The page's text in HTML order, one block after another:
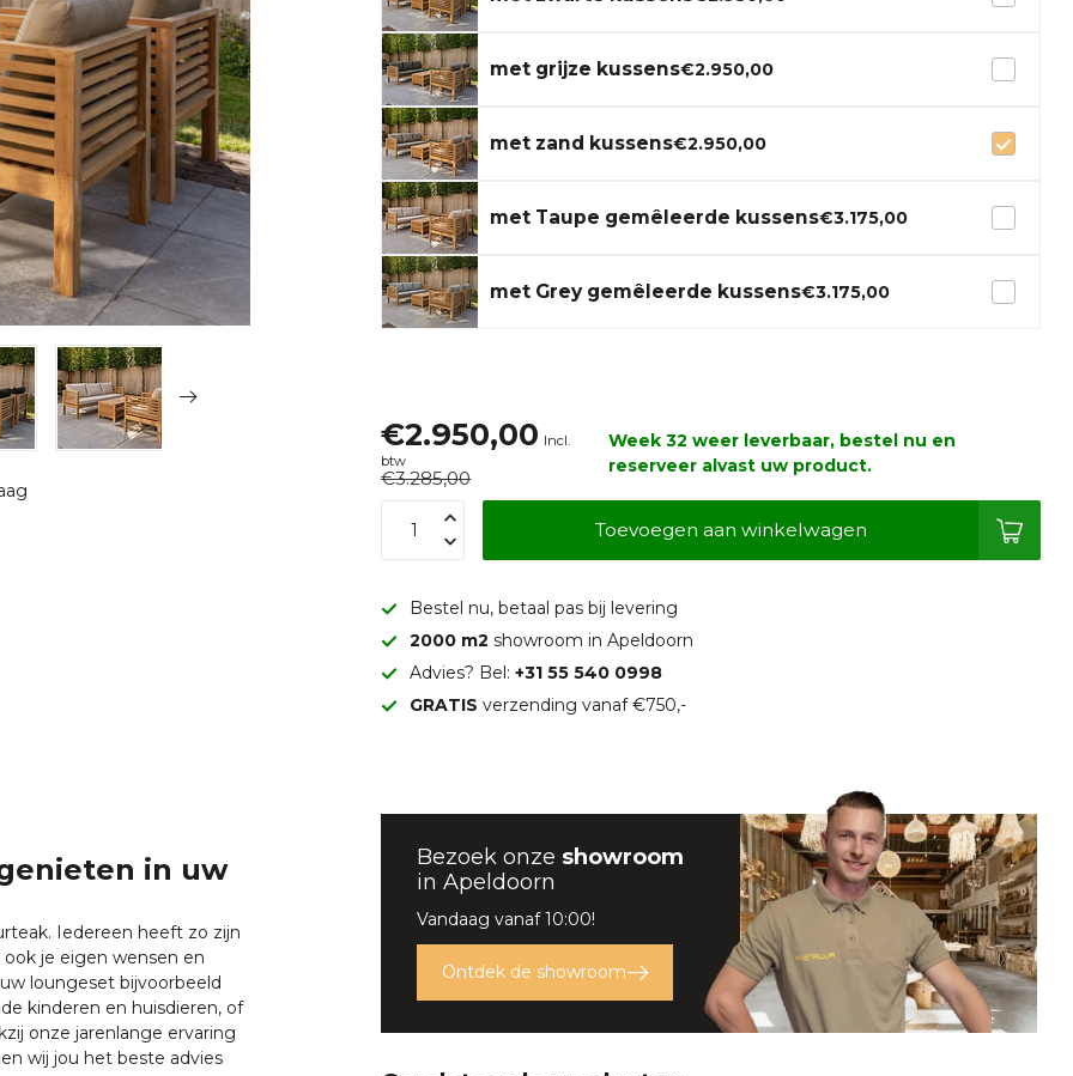
met grijze kussens€2.950,00
met zand kussens€2.950,00
met Taupe gemêleerde kussens€3.175,00
met Grey gemêleerde kussens€3.175,00
€2.950,00 Incl.
btw
€3.285,00
Week 32 weer leverbaar, bestel nu en
reserveer alvast uw product.
Toevoegen aan winkelwagen
Bestel nu, betaal pas bij levering
2000 m2showroom in Apeldoorn
Advies? Bel:+31 55 540 0998
GRATIS verzending vanaf €750,-
in uw
Iedereen heeft zo zijn
je eigen wensen en
loungeset bijvoorbeeld
kinderen en huisdieren, of
onze jarenlange ervaring
wij jou het beste advies
Bezoek onze showroom
in Apeldoorn
Vandaag vanaf 10:00!
Ontdek de showroom